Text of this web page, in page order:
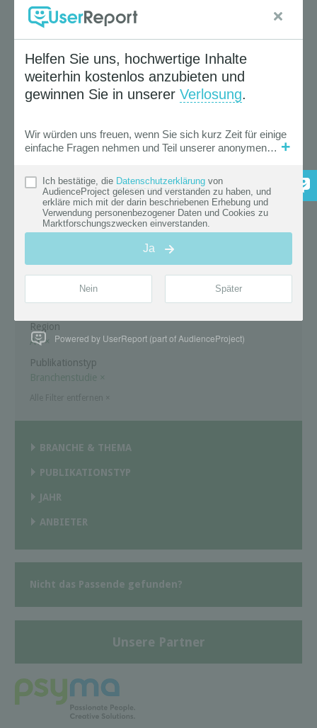
Die Branchenstudie "Glücksspiel &
analysiert Spieleinsätze, Wetteinsätze,
Wetterträge, Marktanteile,
Wettbewerbssituation und die Trends
und Treiber der Branche. Die
« Zurück | Weiter »
Studien Filter
Aktive Auswahl( 41 Treffer )
Branche & Thema
Tourismus, Freizeit & Sport×
Region
AT×
Publikationstyp
Branchenstudie ×
BRANCHE & THEMA
PUBLIKATIONSTYP
JAHR
ANBIETER
Nicht das Passende gefunden?
Unsere Partner
Powered by UserReport (part of AudienceProject)